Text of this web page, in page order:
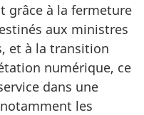
grâce à la fermeture
aux ministres
et à la transition
numérique, ce
dans une
les